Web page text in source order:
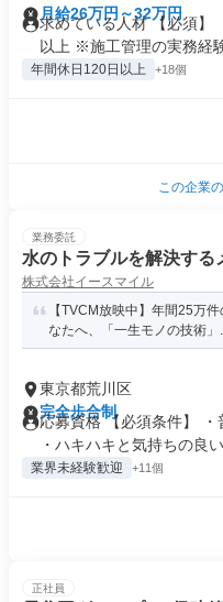
月給26万円～32万円
求めている人材 【必須】
以上 ※施工管理の実務経
年間休日120日以上 +18個
この企業
業務委託
水のトラブルを解決する
株式会社イースマイル
【TVCM放映中】年間25万
なたへ、「一生モノの技術」
東京都荒川区
完全歩合制
応募資格 【必須条件】
・ハキハキと気持ちの良い
業界未経験歓迎 +11個
正社員